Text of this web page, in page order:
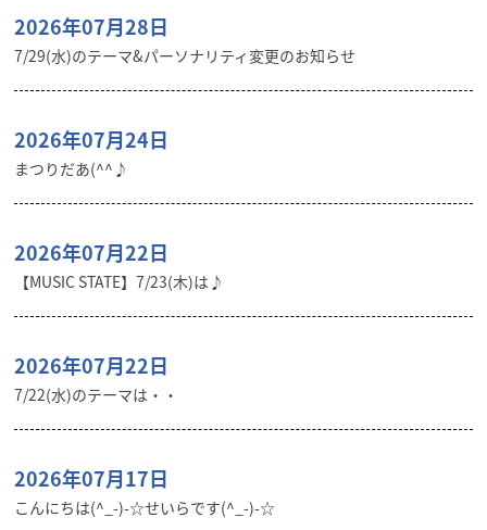
2026年07月28日
7/29(水)のテーマ&パーソナリティ変更のお知らせ
2026年07月24日
まつりだあ(^^♪
2026年07月22日
【MUSIC STATE】7/23(木)は♪
2026年07月22日
7/22(水)のテーマは・・
2026年07月17日
こんにちは(^_-)-☆せいらです(^_-)-☆